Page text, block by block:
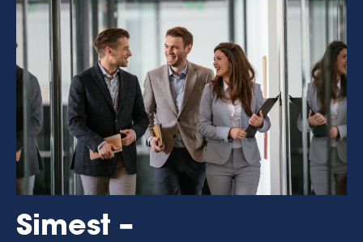
Simest –